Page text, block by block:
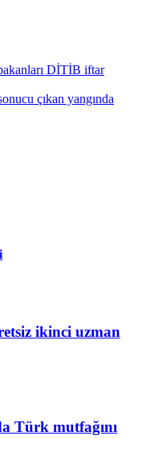
DİTİB iftar
çıkan yangında
ikinci uzman
Türk mutfağını